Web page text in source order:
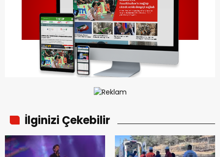
İlginizi Çekebilir